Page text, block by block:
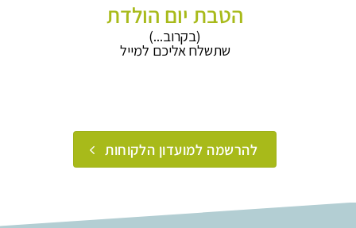
הטבת יום הולדת
(בקרוב...)
שתשלח אליכם למייל
להרשמה למועדון הלקוחות